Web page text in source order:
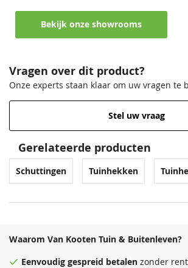
Bekijk onze showrooms
Vragen over dit product?
Onze experts staan klaar om uw vragen te
Stel uw vraag
Gerelateerde producten
Schuttingen Tuinhekken
Waarom Van Kooten Tuin & Buitenleven?
Eenvoudig gespreid betalen zonder